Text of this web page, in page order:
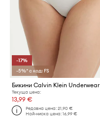
-17%
-5%* с код: FS
Бикини Calvin Klein Underwear
Текуща цена:
13,99 €
Редовна цена:21,90 €
Най-ниска цена:16,99 €